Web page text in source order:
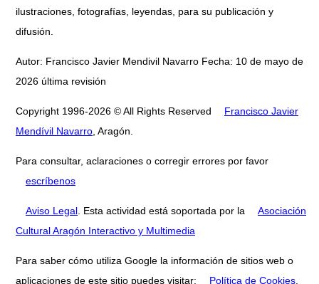
ilustraciones, fotografías, leyendas, para su publicación y
difusión.
Autor: Francisco Javier Mendivil Navarro Fecha: 10 de mayo de
2026 última revisión
Copyright 1996-2026 © All Rights Reserved
Francisco Javier
Mendívil Navarro , Aragón.
Para consultar, aclaraciones o corregir errores por favor
escríbenos
Aviso Legal . Esta actividad está soportada por la
Asociación
Cultural Aragón Interactivo y Multimedia
Para saber cómo utiliza Google la información de sitios web o
aplicaciones de este sitio puedes visitar:
Política de Cookies